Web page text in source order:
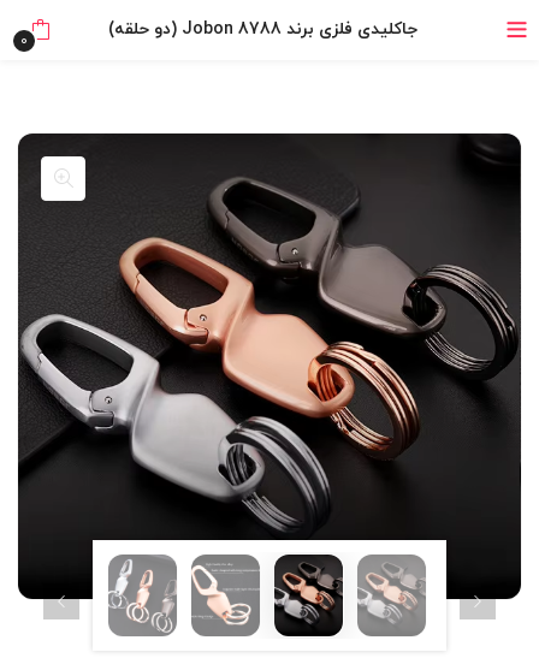
خرید قسطی با ترب‌پی
خرید قسطی با ترب‌پی
جاکلیدی فلزی برند Jobon 8788 (دو حلقه) 0